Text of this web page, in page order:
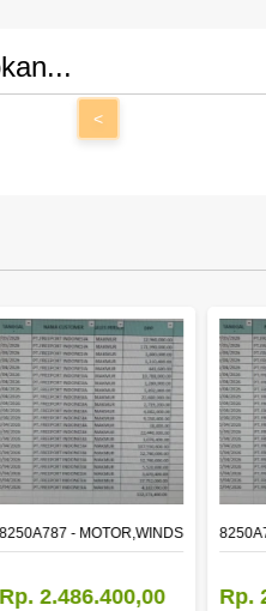
<
WINDOW,RH
8250A787 - MOTOR,WINDSHIELD
Rp. 2.486.400,00 Rp.